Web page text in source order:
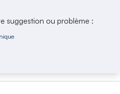
suggestion ou problème :